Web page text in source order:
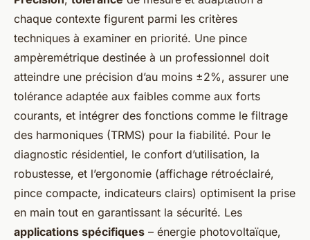
chaque contexte figurent parmi les critères
techniques à examiner en priorité. Une pince
ampèremétrique destinée à un professionnel doit
atteindre une précision d’au moins ±2%, assurer une
tolérance adaptée aux faibles comme aux forts
courants, et intégrer des fonctions comme le filtrage
des harmoniques (TRMS) pour la fiabilité. Pour le
diagnostic résidentiel, le confort d’utilisation, la
robustesse, et l’ergonomie (affichage rétroéclairé,
pince compacte, indicateurs clairs) optimisent la prise
en main tout en garantissant la sécurité. Les
applications spécifiques – énergie photovoltaïque,